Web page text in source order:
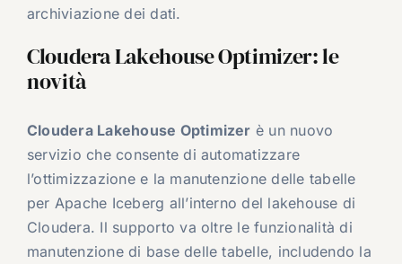
archiviazione dei dati.
Cloudera Lakehouse Optimizer: le
novità
Cloudera Lakehouse Optimizer è un nuovo
servizio che consente di automatizzare
l’ottimizzazione e la manutenzione delle tabelle
per Apache Iceberg all’interno del lakehouse di
Cloudera. Il supporto va oltre le funzionalità di
manutenzione di base delle tabelle, includendo la